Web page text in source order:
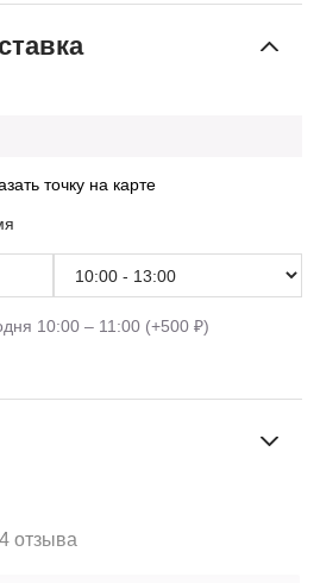
точку на карте
10:00 – 11:00 (+500 ₽)
отзыва